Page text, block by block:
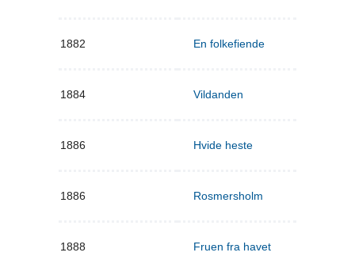
1882 En folkefiende
1884 Vildanden
1886 Hvide heste
1886 Rosmersholm
1888 Fruen fra havet